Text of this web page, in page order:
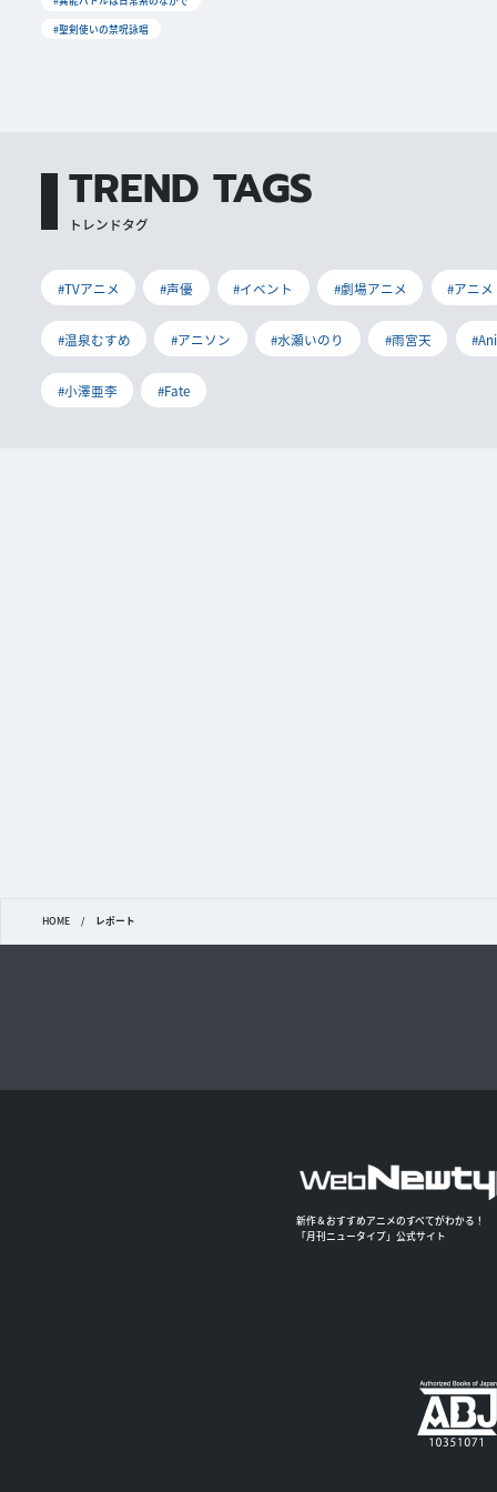
#聖剣使いの禁呪詠唱
TREND TAGS
トレンドタグ
#TVアニメ #声優 #イベント #劇場アニメ #アニメ
#温泉むすめ #アニソン #水瀬いのり #雨宮天
#小澤亜李 #Fate
HOME / レポート
新作＆おすすめアニメのすべてがわかる！
「月刊ニュータイプ」公式サイト